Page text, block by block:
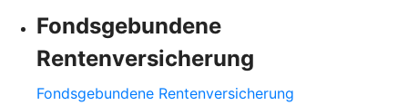
Fondsgebundene
Rentenversicherung
Fondsgebundene Rentenversicherung